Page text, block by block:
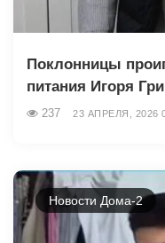
Поклонницы
питания Игоря
237 23 АПРЕЛЯ, 2026
Новости Дома-2